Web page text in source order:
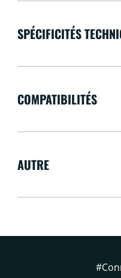
SPÉCIFICITÉS
COMPATIBILITÉS
AUTRE